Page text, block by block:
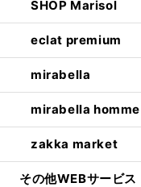
SHOP Marisol
eclat premium
mirabella
mirabella homme
zakka market
その他WEBサービス